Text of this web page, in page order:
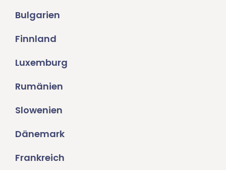
Bulgarien
Finnland
Luxemburg
Rumänien
Slowenien
Dänemark
Frankreich